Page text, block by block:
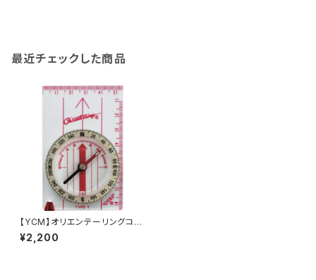
最近チェックした商品
【YCM】オリエンテーリングコン
パス No.Type-1N
¥2,200